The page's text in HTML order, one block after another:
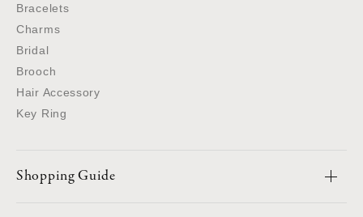
Bracelets
Charms
Bridal
Brooch
Hair Accessory
Key Ring
Shopping Guide